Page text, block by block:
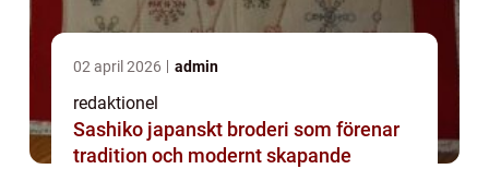
02 april 2026 admin
redaktionel
Sashiko japanskt broderi som förenar
tradition och modernt skapande